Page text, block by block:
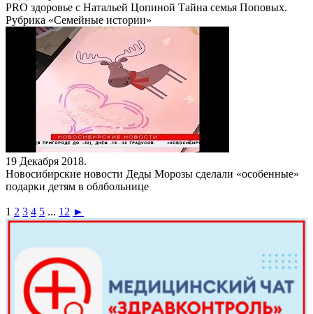
PRO здоровье с Натальей Цопиной Тайна семья Поповых.
Рубрика «Семейные истории»
19 Декабря 2018.
Новосибирские новости Деды Морозы сделали «особенные»
подарки детям в облбольнице
1 2 3 4 5 ... 12 ►